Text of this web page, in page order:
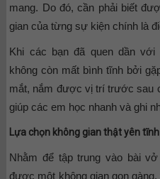
mang. Do đó, cần phải biết
gian của từng sự kiện chính là
Khi các bạn đã quen dần
không còn mất bình tĩnh bởi
mắt, nắm được vị trí trước sau
giúp các em học nhanh và ghi
Lựa chọn không gian thật yên tĩnh
Nhằm để tập trung vào bài
được một không gian gọn